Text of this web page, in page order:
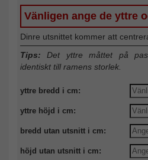
Vänligen ange de yttre
Dinre utsnittet kommer att
Tips: Det yttre måttet på
identiskt till ramens storlek.
yttre bredd i cm:
yttre höjd i cm:
bredd utan utsnitt i cm:
höjd utan utsnitt i cm: